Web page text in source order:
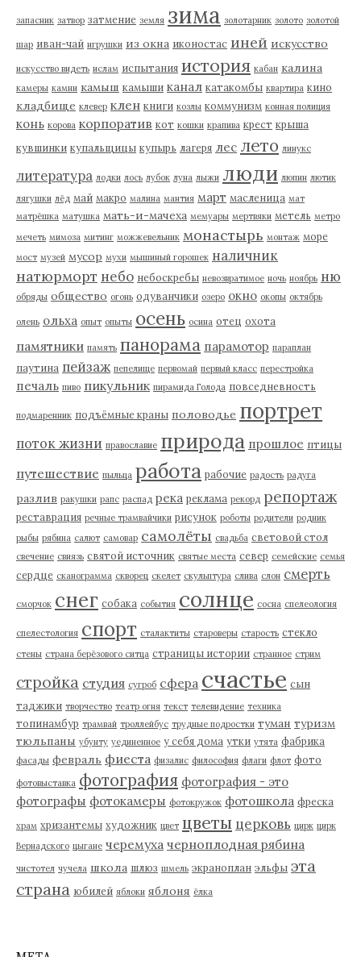
запасник затвор затмение земля зима золотарник золото золотой
шар иван-чай игрушки из окна иконостас иней искусство
искусство видеть ислам испытания история кабан калина
камеры камни камыш камыши канал катакомбы квартира кино
кладбище клевер клен книги козлы коммунизм конная полиция
конь корова корпоратив кот кошки крапива крест крыша
кувшинки купальщицы купырь лагеря лес лето линукс
литература лодки лось лубок луна лыжи люди люпин лютик
лягушки лёд май макро малина мантия март масленица мат
матрёшка матушка мать-и-мачеха мемуары мертвяки метель метро
мечеть мимоза митинг можжевельник монастырь монтаж море
мост музей мусор мухи мышиный горошек наличник
натюрморт небо небоскребы невозвратимое ночь ноябрь ню
обряды общество огонь одуванчики озеро окно окопы октябрь
олень ольха опыт опыты осень осина отец охота
памятники память панорама парамотор параплан
паутина пейзаж пепелище первомай первый класс перестройка
печаль пиво пикульник пирамида Голода повседневность
подмаренник подъёмные краны половодье портрет
поток жизни православие природа прошлое птицы
путешествие пыльца работа рабочие радость радуга
разлив ракушки рапс распад река реклама рекорд репортаж
реставрация речные трамвайчики рисунок роботы родители родник
рыбы рябина салют самовар самолёты свадьба световой стол
свечение свиязь святой источник святые места север семейские семья
сердце сканограмма скворец скелет скульптура слива слон смерть
сморчок снег собака события солнце сосна спелеология
спелестология спорт сталактиты староверы старость стекло
стены страна берёзового ситца страницы истории странное стрим
стройка студия сугроб сфера счастье сын
таджики творчество театр огня текст телевидение техника
топинамбур трамвай троллейбус трудные подростки туман туризм
тюльпаны убунту уединенное у себя дома утки утята фабрика
фасады февраль фиеста физалис философия флаги флот фото
фотовыставка фотография фотография - это
фотографы фотокамеры фотокружок фотошкола фреска
храм хризантемы художник цвет цветы церковь цирк цирк
Вернадского цыгане черемуха черноплодная рябина
чистотел чучела школа шлюз шмель экраноплан эльфы эта
страна юбилей яблоки яблоня ёлка